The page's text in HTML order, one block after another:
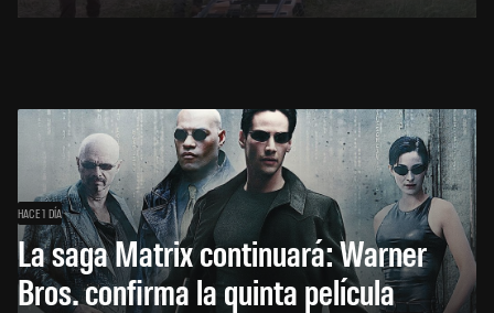
HACE 1 DÍA
La saga Matrix continuará: Warner
Bros. confirma la quinta película